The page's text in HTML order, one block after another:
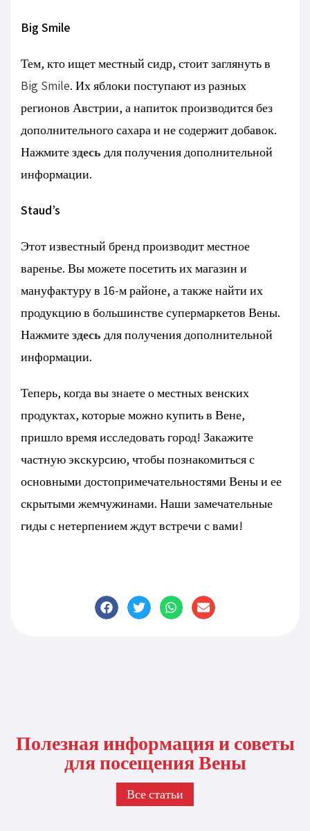
Big Smile
Тем, кто ищет местный сидр, стоит заглянуть в
Big Smile. Их яблоки поступают из разных
регионов Австрии, а напиток производится без
дополнительного сахара и не содержит добавок.
Нажмитездесь для получения дополнительной
информации.
Staud’s
Этот известный бренд производит местное
варенье. Вы можете посетить их магазин и
мануфактуру в 16-м районе, а также найти их
продукцию в большинстве супермаркетов Вены.
Нажмитездесь для получения дополнительной
информации.
Теперь, когда вы знаете о местных венских
продуктах, которые можно купить в Вене,
пришло время исследовать город! Закажите
частную экскурсию, чтобы познакомиться с
основными достопримечательностями Вены и ее
скрытыми жемчужинами. Наши замечательные
гиды с нетерпением ждут встречи с вами!
Полезная информация и советы
для посещения Вены
Все статьи